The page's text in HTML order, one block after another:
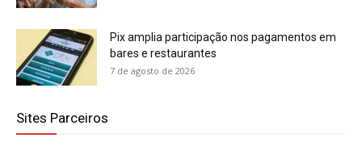
Pix amplia participação nos pagamentos em
bares e restaurantes
7 de agosto de 2026
Sites Parceiros